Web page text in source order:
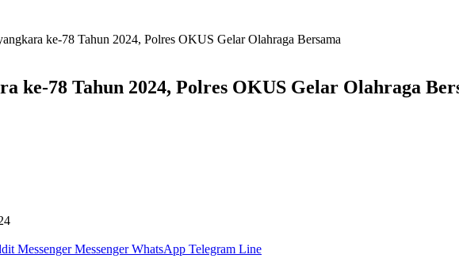
ke-78 Tahun 2024, Polres OKUS Gelar Olahraga Bersama
ke-78 Tahun 2024, Polres OKUS Gelar Olahraga
Messenger Messenger WhatsApp Telegram Line